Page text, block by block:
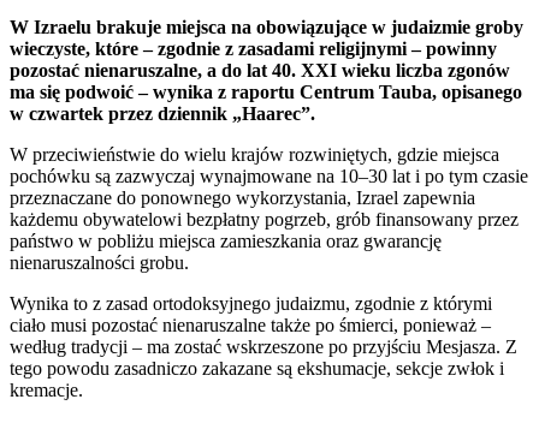
W Izraelu brakuje miejsca na obowiązujące w judaizmie groby
wieczyste, które – zgodnie z zasadami religijnymi – powinny
pozostać nienaruszalne, a do lat 40. XXI wieku liczba zgonów
ma się podwoić – wynika z raportu Centrum Tauba, opisanego
w czwartek przez dziennik „Haarec”.
W przeciwieństwie do wielu krajów rozwiniętych, gdzie miejsca
pochówku są zazwyczaj wynajmowane na 10–30 lat i po tym czasie
przeznaczane do ponownego wykorzystania, Izrael zapewnia
każdemu obywatelowi bezpłatny pogrzeb, grób finansowany przez
państwo w pobliżu miejsca zamieszkania oraz gwarancję
nienaruszalności grobu.
Wynika to z zasad ortodoksyjnego judaizmu, zgodnie z którymi
ciało musi pozostać nienaruszalne także po śmierci, ponieważ –
według tradycji – ma zostać wskrzeszone po przyjściu Mesjasza. Z
tego powodu zasadniczo zakazane są ekshumacje, sekcje zwłok i
kremacje.